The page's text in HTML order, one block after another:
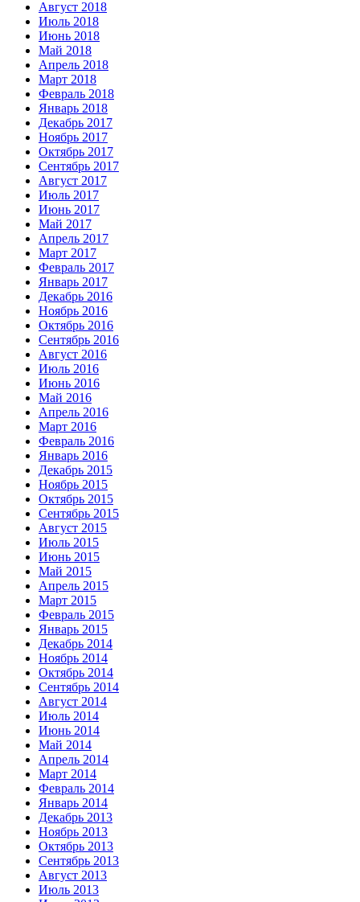
Август 2018
Июль 2018
Июнь 2018
Май 2018
Апрель 2018
Март 2018
Февраль 2018
Январь 2018
Декабрь 2017
Ноябрь 2017
Октябрь 2017
Сентябрь 2017
Август 2017
Июль 2017
Июнь 2017
Май 2017
Апрель 2017
Март 2017
Февраль 2017
Январь 2017
Декабрь 2016
Ноябрь 2016
Октябрь 2016
Сентябрь 2016
Август 2016
Июль 2016
Июнь 2016
Май 2016
Апрель 2016
Март 2016
Февраль 2016
Январь 2016
Декабрь 2015
Ноябрь 2015
Октябрь 2015
Сентябрь 2015
Август 2015
Июль 2015
Июнь 2015
Май 2015
Апрель 2015
Март 2015
Февраль 2015
Январь 2015
Декабрь 2014
Ноябрь 2014
Октябрь 2014
Сентябрь 2014
Август 2014
Июль 2014
Июнь 2014
Май 2014
Апрель 2014
Март 2014
Февраль 2014
Январь 2014
Декабрь 2013
Ноябрь 2013
Октябрь 2013
Сентябрь 2013
Август 2013
Июль 2013